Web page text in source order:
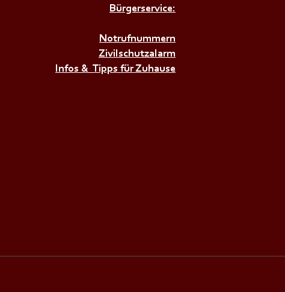
Bürgerservice:
Notrufnummern
Zivilschutzalarm
Infos & Tipps für Zuhause